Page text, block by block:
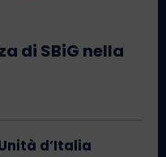
di SBiG nella
d’Italia